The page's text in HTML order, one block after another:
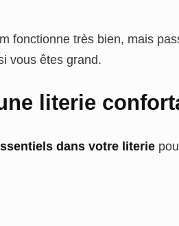
fonctionne très bien, mais
vous êtes grand.
literie
dans votre literie